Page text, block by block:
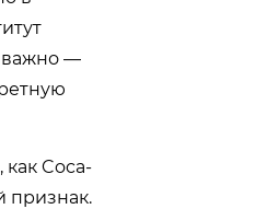
важно —
Coca-
признак.